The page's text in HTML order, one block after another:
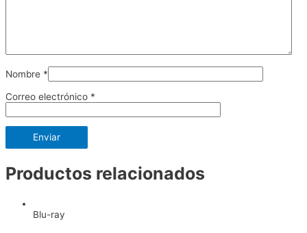
Nombre *
Correo electrónico *
Productos relacionados
Blu-ray